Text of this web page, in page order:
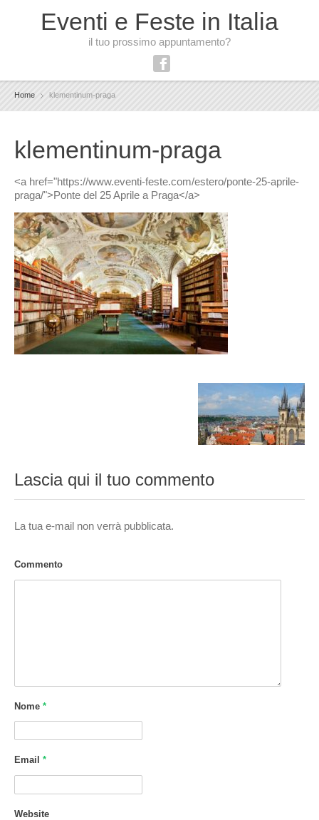
Eventi e Feste in Italia
il tuo prossimo appuntamento?
Home klementinum-praga
klementinum-praga
<a href="https://www.eventi-feste.com/estero/ponte-25-aprile-
praga/">Ponte del 25 Aprile a Praga</a>
Lascia qui il tuo commento
La tua e-mail non verrà pubblicata.
Commento
Nome *
Email *
Website